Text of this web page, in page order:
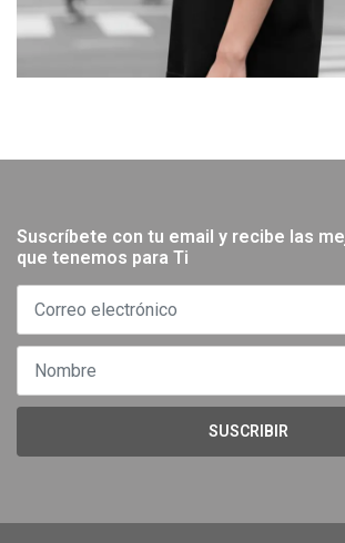
Suscríbete con tu email y recibe las
que tenemos para Ti
SUSCRIBIR